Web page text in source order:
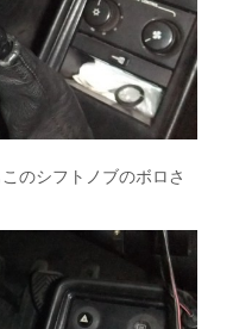
のシフトノブのボロさ